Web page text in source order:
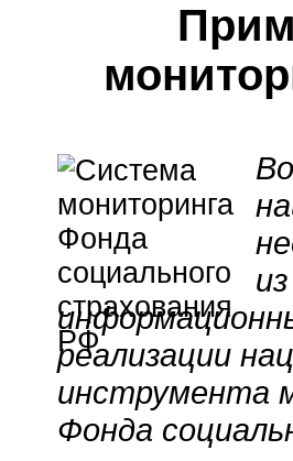
реализации
инструмента
Фонда